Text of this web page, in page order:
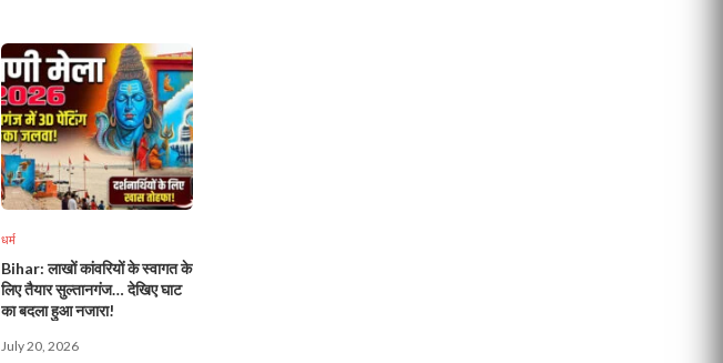
धर्म
Bihar: लाखों कांवरियों के स्वागत के
लिए तैयार सुल्तानगंज… देखिए घाट
का बदला हुआ नजारा!
July 20, 2026